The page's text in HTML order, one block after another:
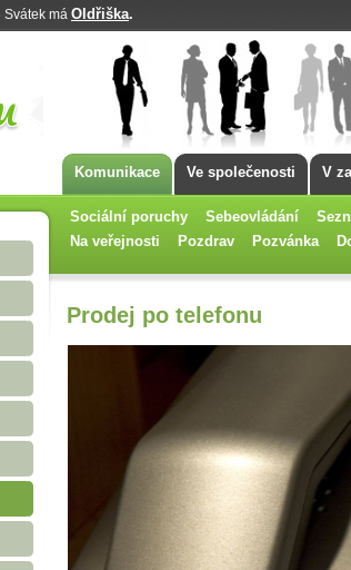
Svátek má Oldřiška.
Komunikace Ve společenosti V
Sociální poruchy Sebeovládání
Na veřejnosti
Pozdrav Pozvánka
Prodej po telefonu